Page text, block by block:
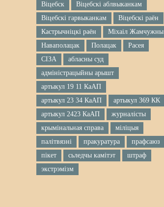
Віцебск
Віцебскі аблвыканкам
Віцебскі гарвыканкам
Віцебскі раён
Кастрычніцкі раён
Міхаіл Жамчужны
Наваполацак
Полацак
Расея
СІЗА
абласны суд
адміністрацыйны арышт
артыкул 19 11 КаАП
артыкул 23 34 КаАП
артыкул 369 КК
артыкул 2423 КаАП
журналісты
крымінальная справа
міліцыя
палітвязні
пракуратура
прафсаюз
пікет
сьледчы камітэт
штраф
экстрэмізм